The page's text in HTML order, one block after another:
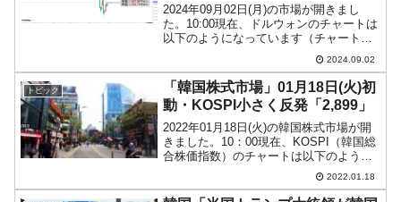
2024年09月02日(月)の市場が開きまし
た。10:00現在、ドルウォンのチャートは
以下のようになっています（チャートは
『Investing.com』より引用）。ちょいア
ゲで始まりました。現在のところ陽線で
す。「1ドル＝1,338ウォン」...
2024.09.02
トピック
「韓国株式市場」01月18日(火)初
動・KOSPI小さく反発「2,899」
2022年01月18日(火)の韓国株式市場が開
きました。10：00現在、KOSPI（韓国総
合株価指数）のチャートは以下のように
『Investing.com』より引用）。前日の下
げから反発して始まりました。一時
2022.01.18